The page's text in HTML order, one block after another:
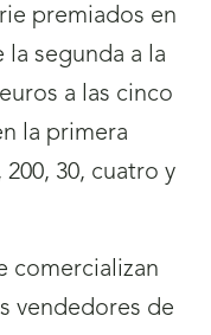
premiados en
la segunda a la
a las cinco
la primera
30, cuatro y
comercializan
vendedores de